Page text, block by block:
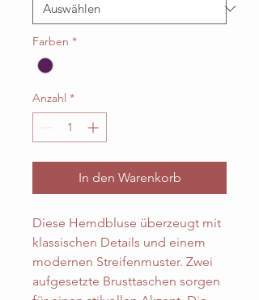
Farben *
Anzahl *
In den Warenkorb
Diese Hemdbluse überzeugt mit
klassischen Details und einem
modernen Streifenmuster. Zwei
aufgesetzte Brusttaschen sorgen